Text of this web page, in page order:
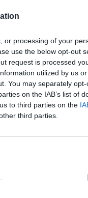
or processing of your
use the below opt-out
request is processed
utilized by us
You may separately
on the IAB’s list of
to third parties on the
third parties.
Περιφερειών
της